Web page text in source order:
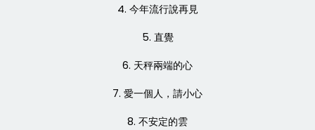
4. 今年流行說再見
5. 直覺
6. 天秤兩端的心
7. 愛一個人，請小心
8. 不安定的雲